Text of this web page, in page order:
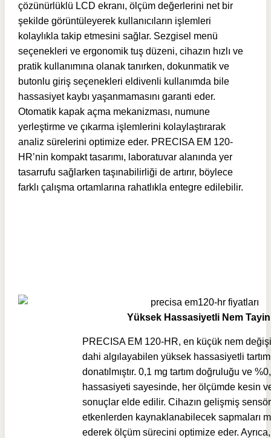
çözünürlüklü LCD ekranı, ölçüm değerlerini net bir
şekilde görüntüleyerek kullanıcıların işlemleri
kolaylıkla takip etmesini sağlar. Sezgisel menü
seçenekleri ve ergonomik tuş düzeni, cihazın hızlı ve
pratik kullanımına olanak tanırken, dokunmatik ve
butonlu giriş seçenekleri eldivenli kullanımda bile
hassasiyet kaybı yaşanmamasını garanti eder.
Otomatik kapak açma mekanizması, numune
yerleştirme ve çıkarma işlemlerini kolaylaştırarak
analiz sürelerini optimize eder. PRECISA EM 120-
HR’nin kompakt tasarımı, laboratuvar alanında yer
tasarrufu sağlarken taşınabilirliği de artırır, böylece
farklı çalışma ortamlarına rahatlıkla entegre edilebilir.
Yüksek Hassasiyetli Nem
PRECISA EM 120-HR, en küçük nem
dahi algılayabilen yüksek hassasiyetli
donatılmıştır. 0,1 mg tartım doğruluğu ve
hassasiyeti sayesinde, her ölçümde kesin
sonuçlar elde edilir. Cihazın gelişmiş
etkenlerden kaynaklanabilecek sapmaları
ederek ölçüm sürecini optimize eder.